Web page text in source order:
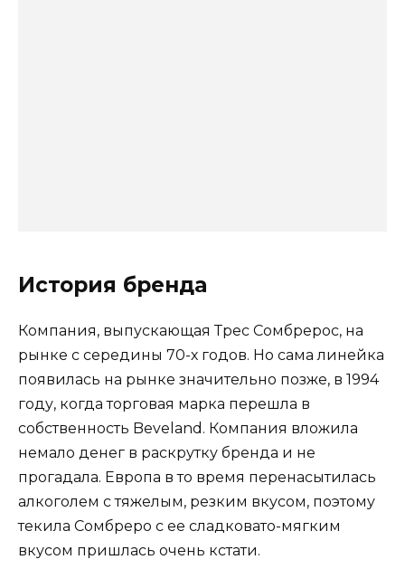
История бренда
Компания, выпускающая Трес Сомбрерос, на
рынке с середины 70-х годов. Но сама линейка
появилась на рынке значительно позже, в 1994
году, когда торговая марка перешла в
собственность Beveland. Компания вложила
немало денег в раскрутку бренда и не
прогадала. Европа в то время перенасытилась
алкоголем с тяжелым, резким вкусом, поэтому
текила Сомбреро с ее сладковато-мягким
вкусом пришлась очень кстати.